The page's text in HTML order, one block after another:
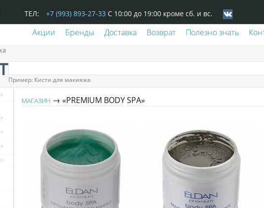
ТЕЛ: +7 (993) 893-27-33 С 10:00 до 19:00 кроме сб. и вс.
Акции Бренды Доставка Возврат Полезно знать
Пример: Кисти для макияжа
МАГАЗИН → «PREMIUM BODY SPA»